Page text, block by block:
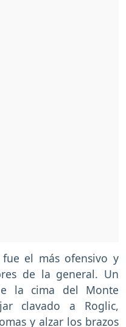
el más ofensivo y
de la general. Un
la cima del Monte
clavado a Roglic,
y alzar los brazos